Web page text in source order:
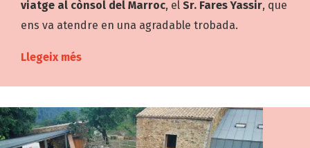
viatge al cònsol del Marroc, el Sr. Fares Yassir, que
ens va atendre en una agradable trobada.
Llegeix més